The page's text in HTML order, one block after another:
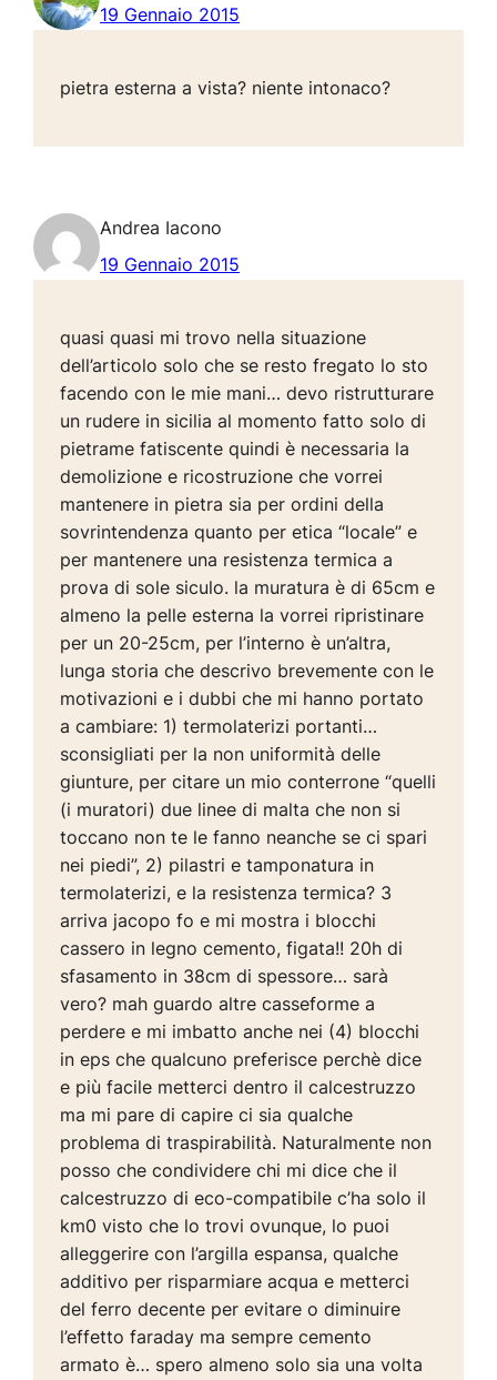
19 Gennaio 2015
pietra esterna a vista? niente intonaco?
Andrea Iacono
19 Gennaio 2015
quasi quasi mi trovo nella situazione
dell’articolo solo che se resto fregato lo sto
facendo con le mie mani… devo ristrutturare
un rudere in sicilia al momento fatto solo di
pietrame fatiscente quindi è necessaria la
demolizione e ricostruzione che vorrei
mantenere in pietra sia per ordini della
sovrintendenza quanto per etica “locale” e
per mantenere una resistenza termica a
prova di sole siculo. la muratura è di 65cm e
almeno la pelle esterna la vorrei ripristinare
per un 20-25cm, per l’interno è un’altra,
lunga storia che descrivo brevemente con le
motivazioni e i dubbi che mi hanno portato
a cambiare: 1) termolaterizi portanti…
sconsigliati per la non uniformità delle
giunture, per citare un mio conterrone “quelli
(i muratori) due linee di malta che non si
toccano non te le fanno neanche se ci spari
nei piedi”, 2) pilastri e tamponatura in
termolaterizi, e la resistenza termica? 3
arriva jacopo fo e mi mostra i blocchi
cassero in legno cemento, figata!! 20h di
sfasamento in 38cm di spessore… sarà
vero? mah guardo altre casseforme a
perdere e mi imbatto anche nei (4) blocchi
in eps che qualcuno preferisce perchè dice
e più facile metterci dentro il calcestruzzo
ma mi pare di capire ci sia qualche
problema di traspirabilità. Naturalmente non
posso che condividere chi mi dice che il
calcestruzzo di eco-compatibile c’ha solo il
km0 visto che lo trovi ovunque, lo puoi
alleggerire con l’argilla espansa, qualche
additivo per risparmiare acqua e metterci
del ferro decente per evitare o diminuire
l’effetto faraday ma sempre cemento
armato è… spero almeno solo sia una volta